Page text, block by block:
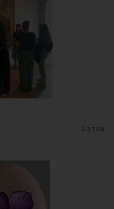
À 3.5 KM